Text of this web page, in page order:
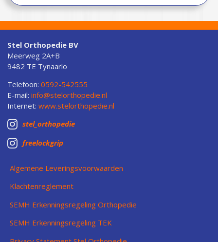
Stel Orthopedie BV
Meerweg 2A+B
9482 TE Tynaarlo
Telefoon: 0592-542555
E-mail: info@stelorthopedie.nl
Internet: www.stelorthopedie.nl
 stel_orthopedie
 freelockgrip
Algemene Leveringsvoorwaarden
Klachtenreglement
SEMH Erkenningsregeling Orthopedie
SEMH Erkenningsregeling TEK